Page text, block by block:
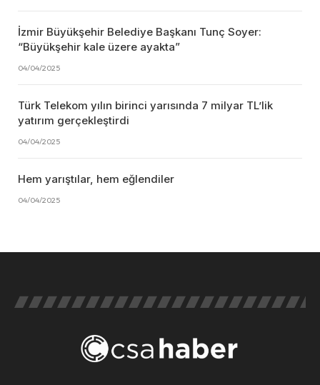
İzmir Büyükşehir Belediye Başkanı Tunç Soyer:
“Büyükşehir kale üzere ayakta”
04/04/2025
Türk Telekom yılın birinci yarısında 7 milyar TL’lik
yatırım gerçekleştirdi
04/04/2025
Hem yarıştılar, hem eğlendiler
04/04/2025